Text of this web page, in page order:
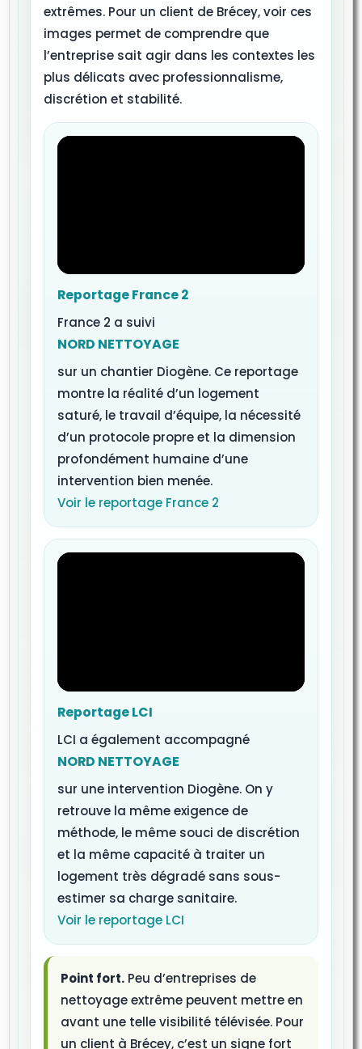
extrêmes. Pour un client de Brécey, voir ces
images permet de comprendre que
l’entreprise sait agir dans les contextes les
plus délicats avec professionnalisme,
discrétion et stabilité.
Reportage France 2
France 2 a suivi
NORD NETTOYAGE
sur un chantier Diogène. Ce reportage
montre la réalité d’un logement
saturé, le travail d’équipe, la nécessité
d’un protocole propre et la dimension
profondément humaine d’une
intervention bien menée.
Voir le reportage France 2
Reportage LCI
LCI a également accompagné
NORD NETTOYAGE
sur une intervention Diogène. On y
retrouve la même exigence de
méthode, le même souci de discrétion
et la même capacité à traiter un
logement très dégradé sans sous-
estimer sa charge sanitaire.
Voir le reportage LCI
Point fort. Peu d’entreprises de
nettoyage extrême peuvent mettre en
avant une telle visibilité télévisée. Pour
un client à Brécey, c’est un signe fort